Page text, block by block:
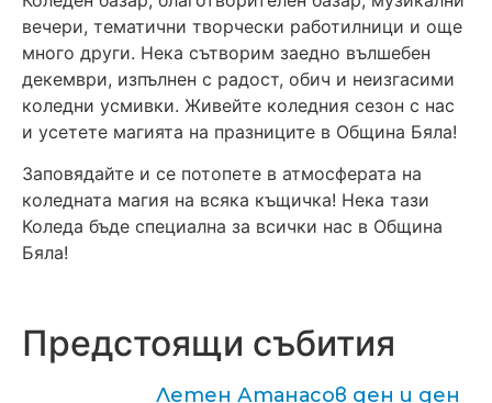
вечери, тематични творчески работилници и още
много други. Нека сътворим заедно вълшебен
декември, изпълнен с радост, обич и неизгасими
коледни усмивки. Живейте коледния сезон с нас
и усетете магията на празниците в Община Бяла!
Заповядайте и се потопете в атмосферата на
коледната магия на всяка къщичка! Нека тази
Коледа бъде специална за всички нас в Община
Бяла!
Предстоящи събития
Летен Атанасов ден и ден